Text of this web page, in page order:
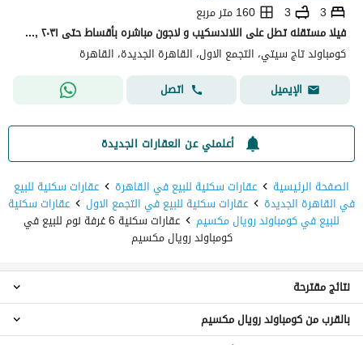
3
3
160 متر مربع
فيلا مستقله تطل على اللاندسكيب و لاجون مباشره بأقساط حتى ٢٠٣١ ,قسط ربع سنوى 320,592 و استلام 2027 فى كمبوند سكنى راق, تاج سيتى
كومباوند تاج سيتي، التجمع الاول، القاهرة الجديدة، القاهرة
الإيميل
اتصل
أعلمني عن العقارات الجديدة
الصفحة الرئيسية
عقارات سكنية للبيع في القاهرة عقارات سكنية للبيع
في القاهرة الجديدة عقارات سكنية للبيع في التجمع الاول عقارات سكنية
للبيع في كومباوند رويال مكسيم عقارات سكنية 6 غرفة نوم للبيع في
كومباوند رويال مكسيم
عقارات 4 غرف نوم للبيع في كومباوند رويال مكسيم
نتائج مقترحة
بالقرب من كومباوند رويال مكسيم